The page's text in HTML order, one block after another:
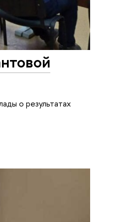
о результатах